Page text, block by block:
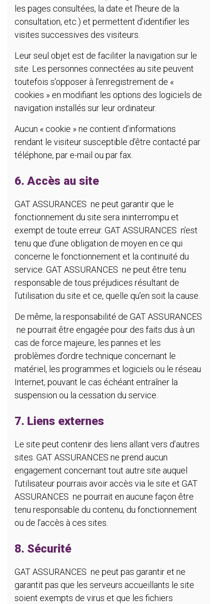
les pages consultées, la date et l’heure de la
consultation, etc.) et permettent d’identifier les
visites successives des visiteurs.
Leur seul objet est de faciliter la navigation sur le
site. Les personnes connectées au site peuvent
toutefois s’opposer à l’enregistrement de «
cookies » en modifiant les options des logiciels de
navigation installés sur leur ordinateur.
Aucun « cookie » ne contient d’informations
rendant le visiteur susceptible d’être contacté par
téléphone, par e-mail ou par fax.
6. Accès au site
GAT ASSURANCES ne peut garantir que le
fonctionnement du site sera ininterrompu et
exempt de toute erreur. GAT ASSURANCES n’est
tenu que d’une obligation de moyen en ce qui
concerne le fonctionnement et la continuité du
service. GAT ASSURANCES ne peut être tenu
responsable de tous préjudices résultant de
l’utilisation du site et ce, quelle qu’en soit la cause.
De même, la responsabilité de GAT ASSURANCES
ne pourrait être engagée pour des faits dus à un
cas de force majeure, les pannes et les
problèmes d’ordre technique concernant le
matériel, les programmes et logiciels ou le réseau
Internet, pouvant le cas échéant entraîner la
suspension ou la cessation du service.
7. Liens externes
Le site peut contenir des liens allant vers d’autres
sites. GAT ASSURANCES ne prend aucun
engagement concernant tout autre site auquel
l’utilisateur pourrais avoir accès via le site et GAT
ASSURANCES ne pourrait en aucune façon être
tenu responsable du contenu, du fonctionnement
ou de l’accès à ces sites.
8. Sécurité
GAT ASSURANCES ne peut pas garantir et ne
garantit pas que les serveurs accueillants le site
soient exempts de virus et que les fichiers